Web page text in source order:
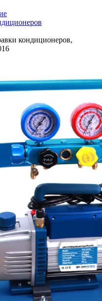
кондиционеров,